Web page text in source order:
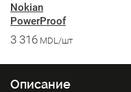
Nokian
PowerProof
3 316 MDL/шт
Описание